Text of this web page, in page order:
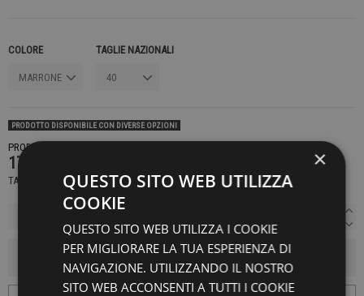
COLORE TAGLIE NAZIONALI
PRODOTTO DISPONIBILE CON DIVERSE OPZIONI
PRODOTTO NON DISPONIBILE CONTATTACI PER SAPERE DI PIÙ
179,00 €
TASSE INCLUSE
AGGIUNGI AL CARRELLO
×
QUESTO SITO WEB UTILIZZA
COOKIE
QUESTO SITO WEB UTILIZZA I COOKIE
PER MIGLIORARE LA TUA ESPERIENZA DI
NAVIGAZIONE. UTILIZZANDO IL NOSTRO
SITO WEB ACCONSENTI A TUTTI I COOKIE